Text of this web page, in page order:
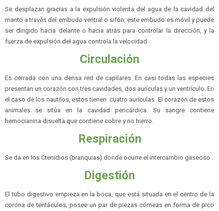
Se desplazan gracias a la expulsión violenta del agua de la cavidad del
manto a través del embudo ventral o sifón; este embudo es móvil y puede
ser dirigido hacia delante o hacia atrás para controlar la dirección, y la
fuerza de expulsión del agua controla la velocidad
Circulación
Es cerrada con una densa red de capilares. En casi todas las especies
presentan un corazón con tres cavidades, dos aurículas y un ventrículo. En
el caso de los nautilos, estos tienen cuatro aurículas. El corazón de estos
animales se sitúa en la cavidad pericárdica. Su sangre contiene
hemocianina disuelta que contiene cobre y no hierro.
Respiración
Se da en los Ctenidios (branquias) donde ocurre el intercambio gaseoso .
Digestión
El tubo digestivo empieza en la boca, que está situada en el centro de la
corona de tentáculos; posee un par de piezas córneas en forma de pico